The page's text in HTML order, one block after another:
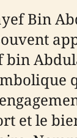
Bin
bin
et le